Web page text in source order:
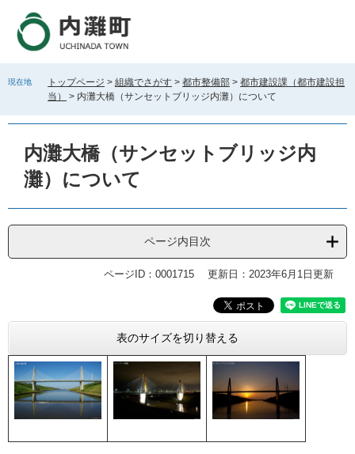
す
し
現在地 トップページ > 組織でさがす > 都市整備部 > 都市建設課（都市建設担
当）
> 内灘大橋（サンセットブリッジ内灘）について
内灘大橋（サンセットブリッジ内
灘）について
ページ内目次
ページID：0001715 更新日：2023年6月1日更新
表のサイズを切り替える